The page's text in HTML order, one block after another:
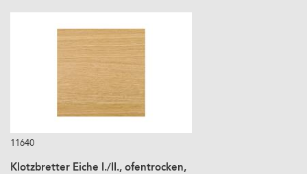
11640
Klotzbretter Eiche I./II., ofentrocken,